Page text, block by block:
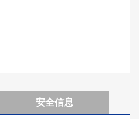
安全信息